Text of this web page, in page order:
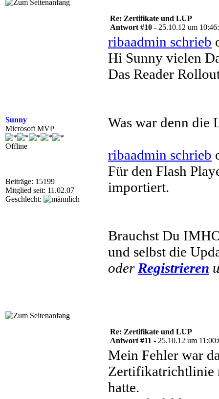
Sunny
Microsoft MVP
Offline
Beiträge: 15199
Mitglied seit: 11.02.07
Geschlecht:
Re: Zertifikate und LUP
Antwort #10 - 25.10.12 um
ribaadmin schrieb
Hi Sunny vielen
Das Reader
Was war denn die
ribaadmin schrieb
Für den Flash
importiert.
Brauchst Du
und selbst die
oder Registrieren
Re: Zertifikate und LUP
Antwort #11 - 25.10.12 um
Mein Fehler war
Zertifikatrichtlinie
hatte.